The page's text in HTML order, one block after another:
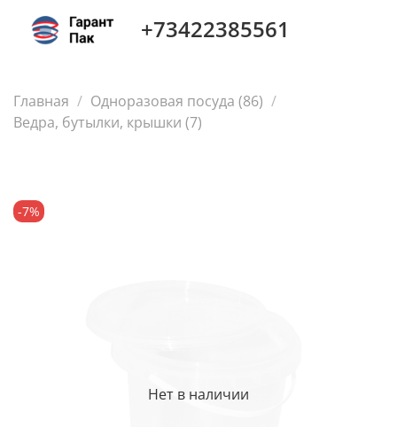
+73422385561
Главная
Одноразовая посуда (86)
Ведра, бутылки, крышки (7)
Нет в наличии
-7%